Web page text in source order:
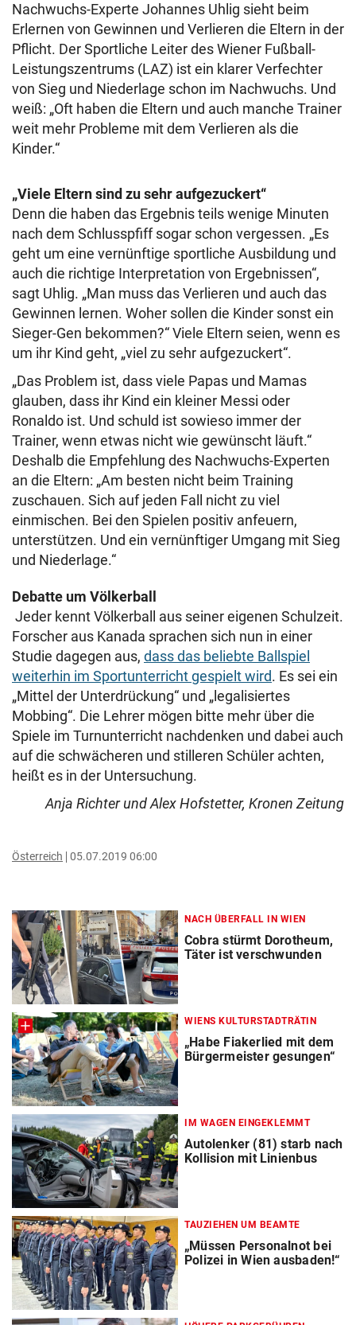
Nachwuchs-Experte Johannes Uhlig sieht beim
Erlernen von Gewinnen und Verlieren die Eltern in der
Pflicht. Der Sportliche Leiter des Wiener Fußball-
Leistungszentrums (LAZ) ist ein klarer Verfechter
von Sieg und Niederlage schon im Nachwuchs. Und
weiß: „Oft haben die Eltern und auch manche Trainer
weit mehr Probleme mit dem Verlieren als die
Kinder.“
„Viele Eltern sind zu sehr aufgezuckert“
Denn die haben das Ergebnis teils wenige Minuten
nach dem Schlusspfiff sogar schon vergessen. „Es
geht um eine vernünftige sportliche Ausbildung und
auch die richtige Interpretation von Ergebnissen“,
sagt Uhlig. „Man muss das Verlieren und auch das
Gewinnen lernen. Woher sollen die Kinder sonst ein
Sieger-Gen bekommen?“ Viele Eltern seien, wenn es
um ihr Kind geht, „viel zu sehr aufgezuckert“.
„Das Problem ist, dass viele Papas und Mamas
glauben, dass ihr Kind ein kleiner Messi oder
Ronaldo ist. Und schuld ist sowieso immer der
Trainer, wenn etwas nicht wie gewünscht läuft.“
Deshalb die Empfehlung des Nachwuchs-Experten
an die Eltern: „Am besten nicht beim Training
zuschauen. Sich auf jeden Fall nicht zu viel
einmischen. Bei den Spielen positiv anfeuern,
unterstützen. Und ein vernünftiger Umgang mit Sieg
und Niederlage.“
Debatte um Völkerball
Jeder kennt Völkerball aus seiner eigenen Schulzeit.
Forscher aus Kanada sprachen sich nun in einer
Studie dagegen aus, dass das beliebte Ballspiel
weiterhin im Sportunterricht gespielt wird. Es sei ein
„Mittel der Unterdrückung“ und „legalisiertes
Mobbing“. Die Lehrer mögen bitte mehr über die
Spiele im Turnunterricht nachdenken und dabei auch
auf die schwächeren und stilleren Schüler achten,
heißt es in der Untersuchung.
Anja Richter und Alex Hofstetter, Kronen Zeitung
Österreich 05.07.2019 06:00
NACH ÜBERFALL IN WIEN
Cobra stürmt Dorotheum,
Täter ist verschwunden
WIENS KULTURSTADTRÄTIN
„Habe Fiakerlied mit dem
Bürgermeister gesungen“
IM WAGEN EINGEKLEMMT
Autolenker (81) starb nach
Kollision mit Linienbus
TAUZIEHEN UM BEAMTE
„Müssen Personalnot bei
Polizei in Wien ausbaden!“